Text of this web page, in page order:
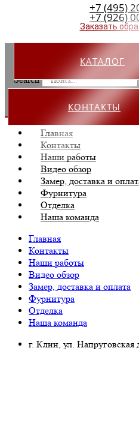
+7 (495)
+7 (926)
Заказать
КАТАЛОГ
Search
КОНТАКТЫ
Главная
Контакты
Наши работы
Видео обзор
Замер, доставка и
Фурнитура
Отделка
Наша команда
Главная
Контакты
Наши работы
Видео обзор
Замер, доставка и оплата
Фурнитура
Отделка
Наша команда
г. Клин, ул. Напруговская